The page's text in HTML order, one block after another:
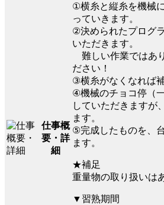
仕事概
要・詳
細
①横糸と縦糸を機械
っていきます。
②決められたプログ
いただきます。
難しい作業ではあ
ださい！
③横糸がなくなれば
④機械のチョコ停（
していただきますが
ます。
⑤完成したものを、
ます。
★補足
重量物の取り扱いは
▼習熟期間